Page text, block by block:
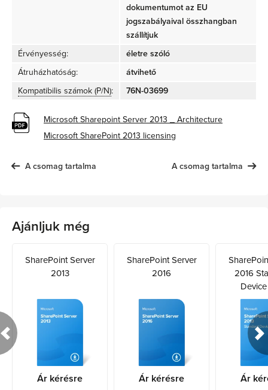
dokumentumot az EU
jogszabályaival összhangban
szállítjuk
Érvényesség:
életre szóló
Átruházhatóság:
átvihető
Kompatibilis számok (P/N): 76N-03699
Microsoft Sharepoint Server 2013 _ Architecture
Microsoft SharePoint 2013 licensing
A csomag tartalma A csomag tartalma
Ajánljuk még
SharePoint Server
2013
Ár kérésre
SharePoint Server
2016
Ár kérésre
2016
Ár